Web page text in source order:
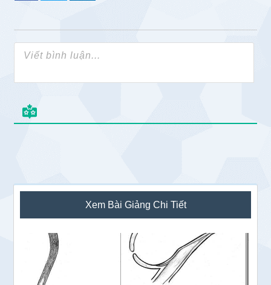
Sidebar
chính
Xem Bài Giảng Chi Tiết